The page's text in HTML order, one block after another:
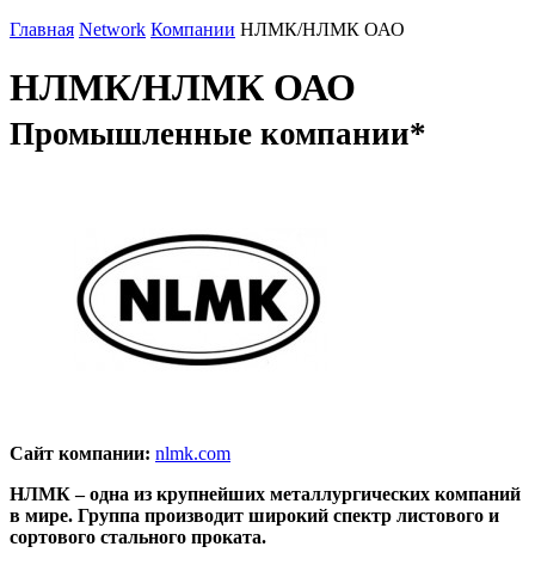
Главная Network Компании НЛМК/НЛМК ОАО
НЛМК/НЛМК ОАО
Промышленные компании*
Сайт компании: nlmk.com
НЛМК – одна из крупнейших металлургических компаний
в мире. Группа производит широкий спектр листового и
сортового стального проката.